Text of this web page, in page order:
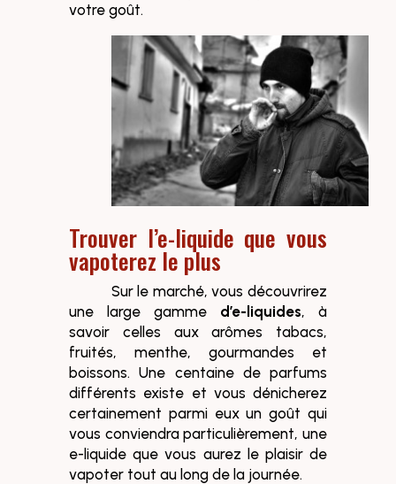
votre goût.
Trouver l’e-liquide que vous
vapoterez le plus
Sur le marché, vous découvrirez
une large gamme d’e-liquides, à
savoir celles aux arômes tabacs,
fruités, menthe, gourmandes et
boissons. Une centaine de parfums
différents existe et vous dénicherez
certainement parmi eux un goût qui
vous conviendra particulièrement, une
e-liquide que vous aurez le plaisir de
vapoter tout au long de la journée.